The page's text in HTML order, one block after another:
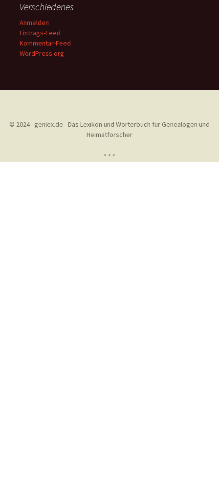
Verschiedenes
Anmelden
Eintrags-Feed
Kommentar-Feed
WordPress.org
© 2024 · genlex.de - Das Lexikon und Wörterbuch für Genealogen und
Heimatforscher
* * *